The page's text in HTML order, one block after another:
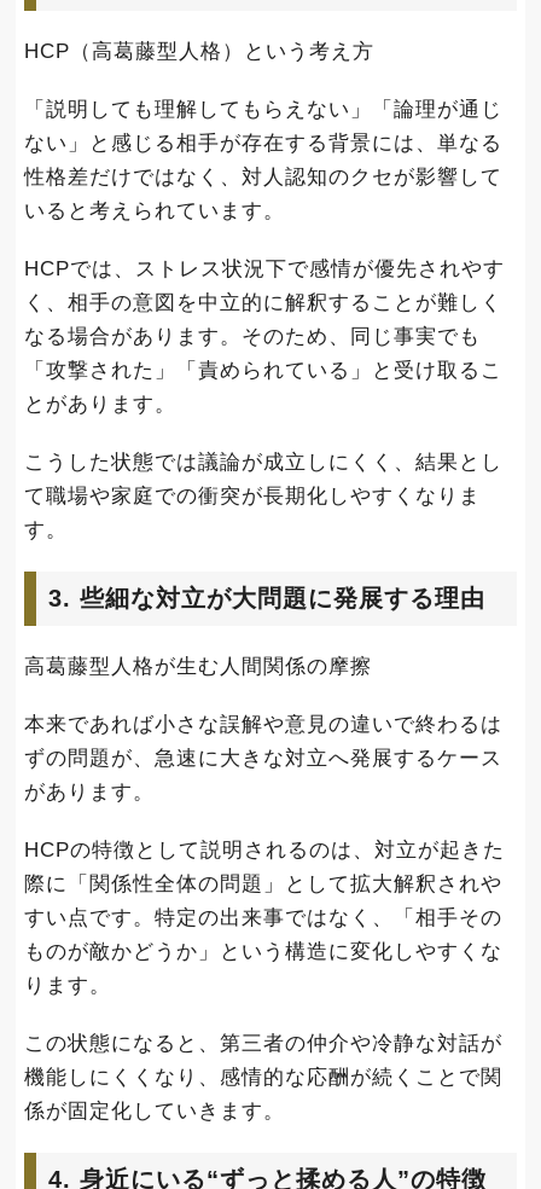
HCP（高葛藤型人格）という考え方
「説明しても理解してもらえない」「論理が通じ
ない」と感じる相手が存在する背景には、単なる
性格差だけではなく、対人認知のクセが影響して
いると考えられています。
HCPでは、ストレス状況下で感情が優先されやす
く、相手の意図を中立的に解釈することが難しく
なる場合があります。そのため、同じ事実でも
「攻撃された」「責められている」と受け取るこ
とがあります。
こうした状態では議論が成立しにくく、結果とし
て職場や家庭での衝突が長期化しやすくなりま
す。
3. 些細な対立が大問題に発展する理由
高葛藤型人格が生む人間関係の摩擦
本来であれば小さな誤解や意見の違いで終わるは
ずの問題が、急速に大きな対立へ発展するケース
があります。
HCPの特徴として説明されるのは、対立が起きた
際に「関係性全体の問題」として拡大解釈されや
すい点です。特定の出来事ではなく、「相手その
ものが敵かどうか」という構造に変化しやすくな
ります。
この状態になると、第三者の仲介や冷静な対話が
機能しにくくなり、感情的な応酬が続くことで関
係が固定化していきます。
4. 身近にいる“ずっと揉める人”の特徴